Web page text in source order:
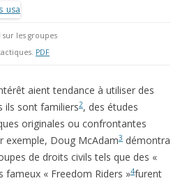
les groupes
PDF
aient tendance à utiliser des
ils sont familiers2, des études
originales ou confrontantes
exemple, Doug McAdam3 démontra
de droits civils tels que des «
fameux « Freedom Riders »4furent